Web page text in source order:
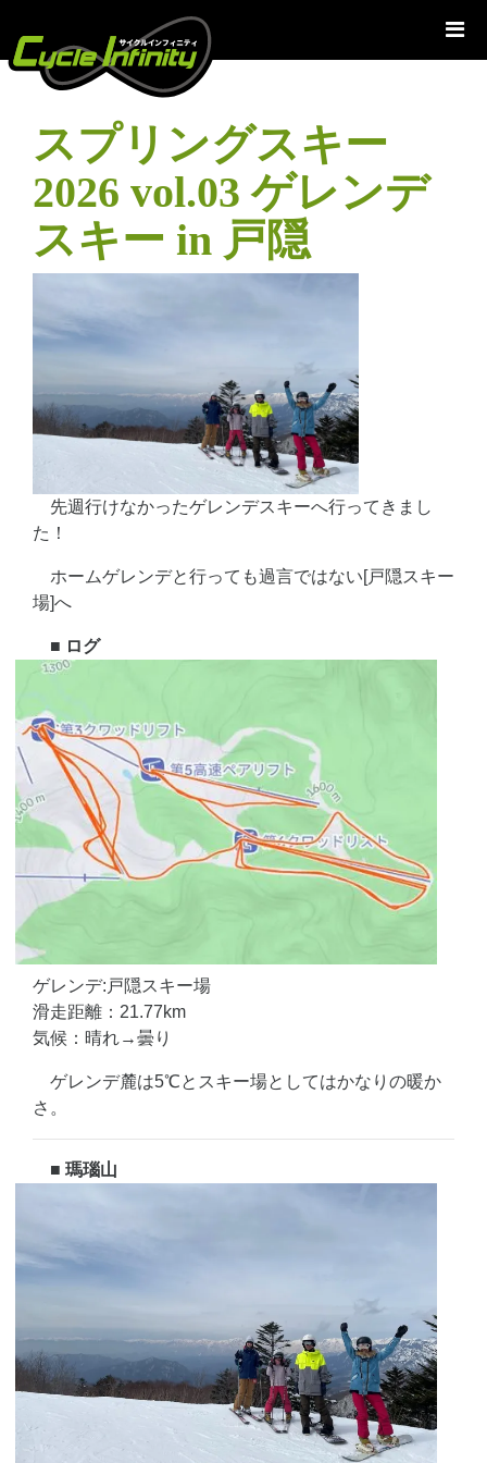
テ
スプリングスキー
2026 vol.03 ゲレンデ
スキー in 戸隠
先週行けなかったゲレンデスキーへ行ってきまし
た！
ホームゲレンデと行っても過言ではない[戸隠スキー
場]へ
■ ログ
ゲレンデ:戸隠スキー場
滑走距離：21.77km
気候：晴れ→曇り
ゲレンデ麓は5℃とスキー場としてはかなりの暖か
さ。
■ 瑪瑙山